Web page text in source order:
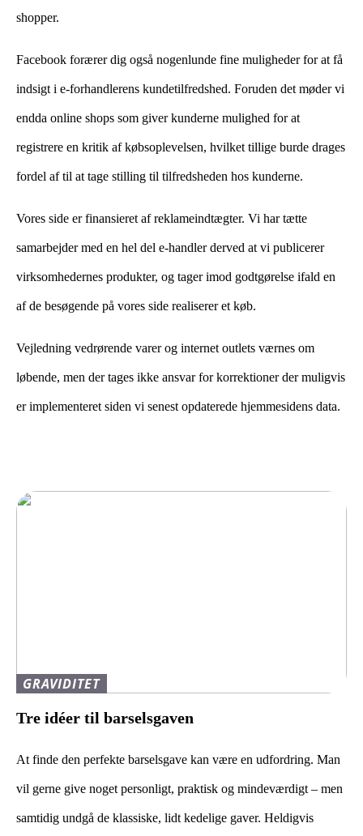
shopper.
Facebook forærer dig også nogenlunde fine muligheder for at få
indsigt i e-forhandlerens kundetilfredshed. Foruden det møder vi
endda online shops som giver kunderne mulighed for at
registrere en kritik af købsoplevelsen, hvilket tillige burde drages
fordel af til at tage stilling til tilfredsheden hos kunderne.
Vores side er finansieret af reklameindtægter. Vi har tætte
samarbejder med en hel del e-handler derved at vi publicerer
virksomhedernes produkter, og tager imod godtgørelse ifald en
af de besøgende på vores side realiserer et køb.
Vejledning vedrørende varer og internet outlets værnes om
løbende, men der tages ikke ansvar for korrektioner der muligvis
er implementeret siden vi senest opdaterede hjemmesidens data.
GRAVIDITET
Tre idéer til barselsgaven
At finde den perfekte barselsgave kan være en udfordring. Man
vil gerne give noget personligt, praktisk og mindeværdigt – men
samtidig undgå de klassiske, lidt kedelige gaver. Heldigvis